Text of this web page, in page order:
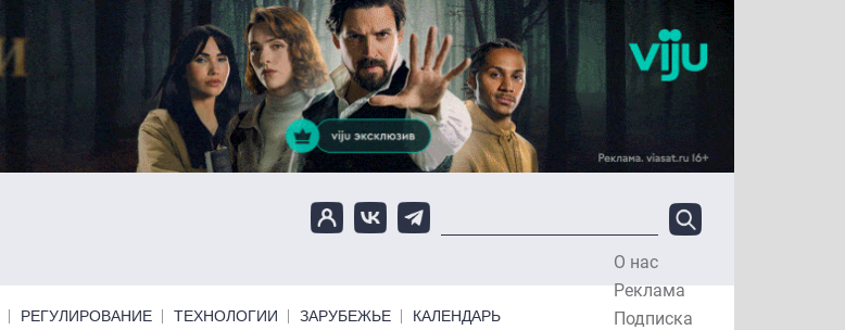
О нас
Реклама
Подписка
РЕГУЛИРОВАНИЕ ТЕХНОЛОГИИ ЗАРУБЕЖЬЕ КАЛЕНДАРЬ